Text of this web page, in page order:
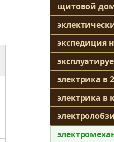
щитовой
экспедиция
электрика в
электрика в